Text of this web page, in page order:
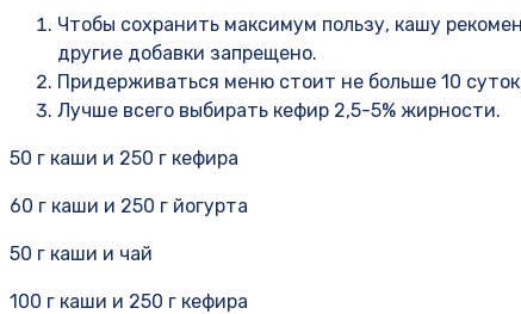
Чтобы сохранить максимум пользу, кашу
другие добавки запрещено.
Придерживаться меню стоит не больше 10
Лучше всего выбирать кефир 2,5-5% жирности.
50 г каши и 250 г кефира
60 г каши и 250 г йогурта
50 г каши и чай
100 г каши и 250 г кефира